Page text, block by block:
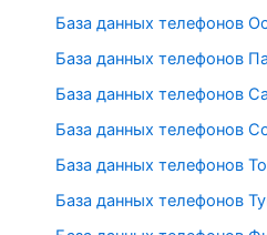
База данных телефонов
База данных телефонов
База данных телефонов
База данных телефонов
База данных телефонов
База данных телефонов